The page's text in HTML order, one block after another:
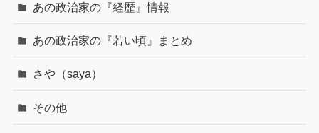
あの政治家の『経歴』情報
あの政治家の『若い頃』まとめ
さや（saya）
その他